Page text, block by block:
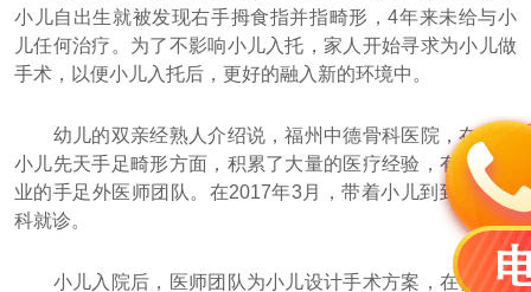
小儿自出生就被发现右手拇食指并指畸形，4年来未给与小
儿任何治疗。为了不影响小儿入托，家人开始寻求为小儿做
手术，以便小儿入托后，更好的融入新的环境中。
幼儿的双亲经熟人介绍说，福州中德骨科医院，在治疗
小儿先天手足畸形方面，积累了大量的医疗经验，有一支专
业的手足外医师团队。在2017年3月，带着小儿到到中德骨
科就诊。
小儿入院后，医师团队为小儿设计手术方案，在征得家